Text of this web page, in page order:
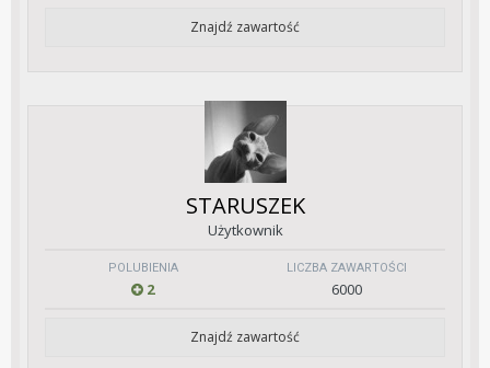
Znajdź zawartość
STARUSZEK
Użytkownik
POLUBIENIA
2
LICZBA ZAWARTOŚCI
6000
Znajdź zawartość